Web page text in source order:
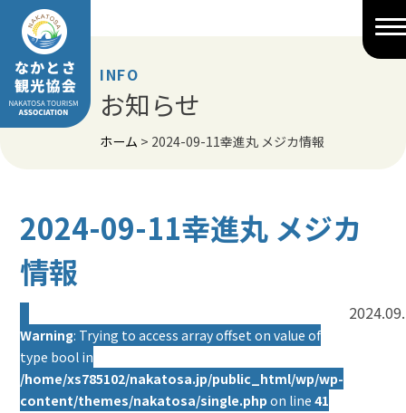
Skip
content
INFO
お知らせ
ホーム > 2024-09-11幸進丸 メジカ情報
2024-09-11幸進丸 メジカ
情報
Warning: Trying to access array offset on value of
type bool in
/home/xs785102/nakatosa.jp/public_html/wp/wp-
content/themes/nakatosa/single.php on line41